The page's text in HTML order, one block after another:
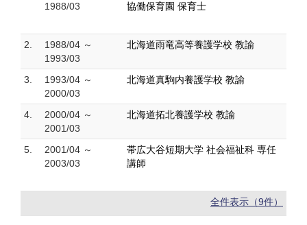
1988/03
協働保育園 保育士
2.
1988/04 ～
1993/03
北海道雨竜高等養護学校 教諭
3.
1993/04 ～
2000/03
北海道真駒内養護学校 教諭
4.
2000/04 ～
2001/03
北海道拓北養護学校 教諭
5.
2001/04 ～
2003/03
帯広大谷短期大学 社会福祉科 専任
講師
全件表示（9件）